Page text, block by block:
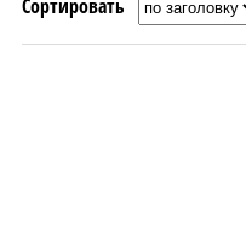
Сортировать